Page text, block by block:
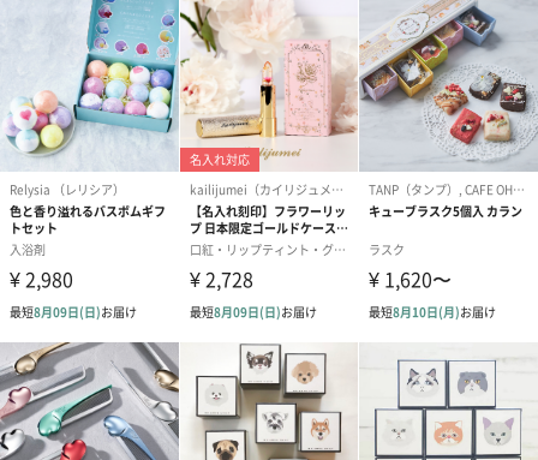
あり（280円）
メッセージカード（通常・写真・グリーティング）
誕生日や結婚祝い・出産祝いなど、様々なシーンのメッセージカ
ードを同梱します。
メッセージカードや封筒のデザインは一部変更する場合がありま
す。